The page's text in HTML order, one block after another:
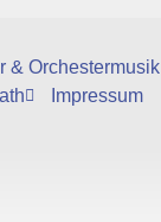
& Orchestermusik
Impressum